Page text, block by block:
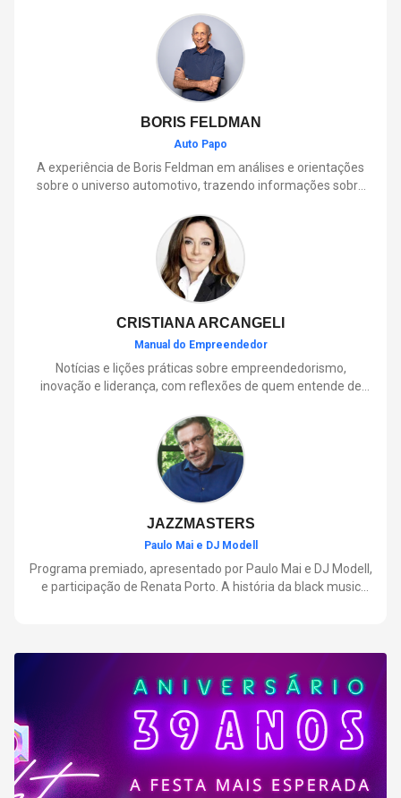
BORIS FELDMAN
Auto Papo
A experiência de Boris Feldman em análises e orientações
sobre o universo automotivo, trazendo informações sobre
que envolve o dia a dia dos motoristas.
CRISTIANA ARCANGELI
Manual do Empreendedor
Notícias e lições práticas sobre empreendedorismo,
inovação e liderança, com reflexões de quem entende de
JAZZMASTERS
Paulo Mai e DJ Modell
Programa premiado, apresentado por Paulo Mai e DJ Modell,
e participação de Renata Porto. A história da black music